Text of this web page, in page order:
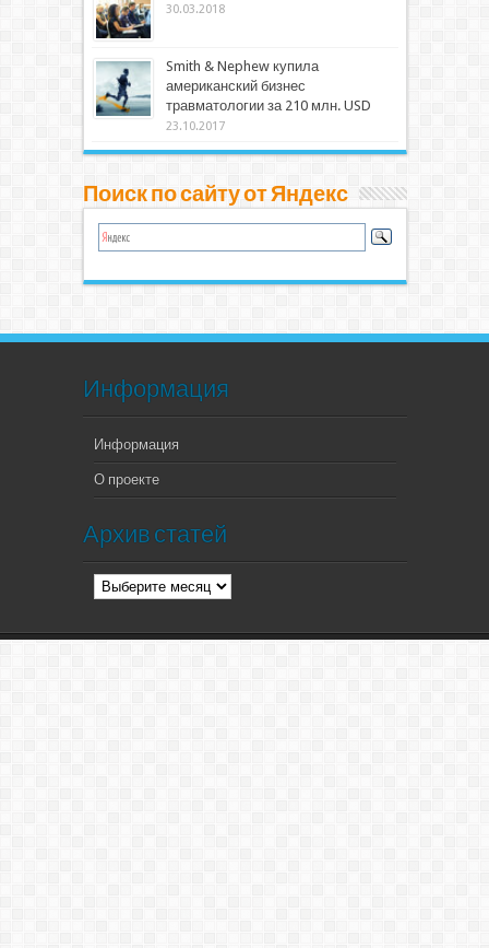
30.03.2018
Smith & Nephew купила
американский бизнес
травматологии за 210 млн. USD
23.10.2017
Поиск по сайту от Яндекс
Информация
Информация
О проекте
Архив статей
Архив
статей